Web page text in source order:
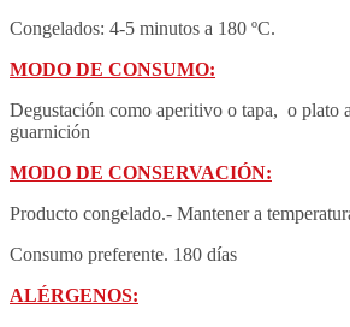
Congelados: 4-5 minutos a 180 ºC.
MODO DE CONSUMO:
Degustación como aperitivo o tapa, o plato
guarnición
MODO DE CONSERVACIÓN:
Producto congelado.- Mantener a
Consumo preferente. 180 días
ALÉRGENOS: